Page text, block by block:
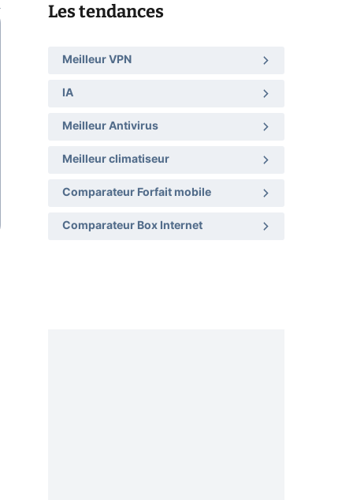
Les tendances
Meilleur VPN
IA
Meilleur Antivirus
Meilleur climatiseur
Comparateur Forfait mobile
Comparateur Box Internet